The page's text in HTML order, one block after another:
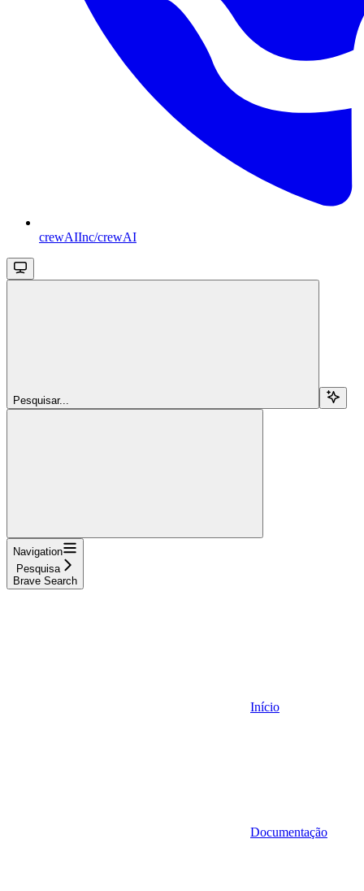
crewAIInc/crewAI
Pesquisar...
Navigation
Pesquisa
Brave Search
Início
Documentação